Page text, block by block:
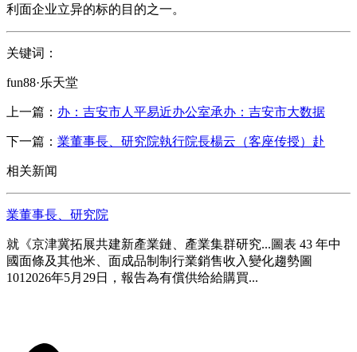
利面企业立异的标的目的之一。
关键词：
fun88·乐天堂
上一篇： 办：吉安市人平易近办公室承办：吉安市大数据
下一篇： 業董事長、研究院執行院長楊云（客座传授）赴
相关新闻
業董事長、研究院
就《京津冀拓展共建新產業鏈、產業集群研究...圖表 43 年中
國面條及其他米、面成品制制行業銷售收入變化趨勢圖
1012026年5月29日，報告為有償供给給購買...